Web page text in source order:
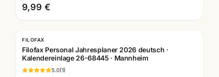
9,99 €
FILOFAX
Filofax Personal Jahresplaner 2026 deutsch ·
Kalendereinlage 26-68445 · Mannheim
5.0(1)